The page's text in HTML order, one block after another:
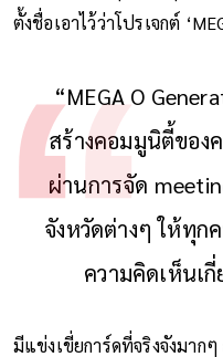
ตั้งชื่อเอาไว้ว่าโปรเจกต์
“MEGA O
สร้างคอมมูนิตี้ของ
ผ่านการจัด
จังหวัดต่างๆ ให้ทุก
ความคิดเห็นเ
มีแข่งเขี่ยการ์ดที่จริงจังมาก